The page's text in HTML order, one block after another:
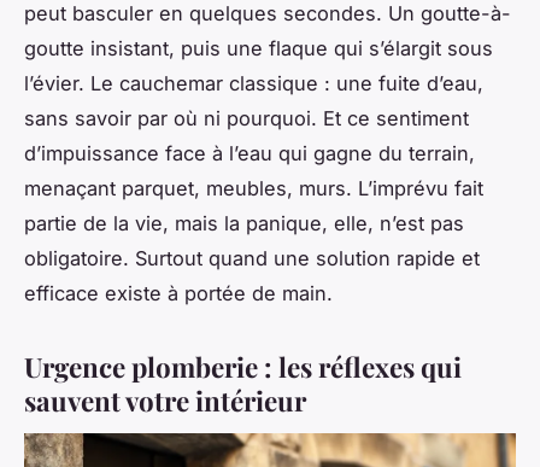
peut basculer en quelques secondes. Un goutte-à-
goutte insistant, puis une flaque qui s’élargit sous
l’évier. Le cauchemar classique : une fuite d’eau,
sans savoir par où ni pourquoi. Et ce sentiment
d’impuissance face à l’eau qui gagne du terrain,
menaçant parquet, meubles, murs. L’imprévu fait
partie de la vie, mais la panique, elle, n’est pas
obligatoire. Surtout quand une solution rapide et
efficace existe à portée de main.
Urgence plomberie : les réflexes qui
sauvent votre intérieur